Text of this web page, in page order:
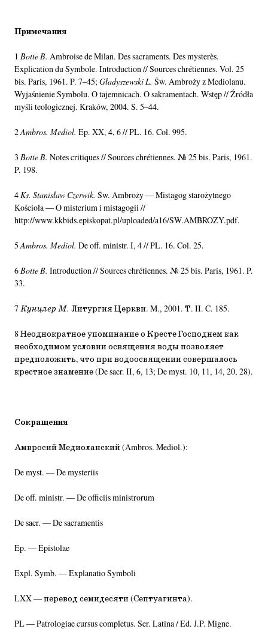
Примечания
1 Botte B. Ambroise de Milan. Des sacraments. Des mysterès.
Explication du Symbole. Introduction // Sources chrétiennes. Vol. 25
bis. Paris, 1961. P. 7–45; Gładyszewski L. Św. Ambroży z Mediolanu.
Wyjaśnienie Symbolu. O tajemnicach. O sakramentach. Wstęp // Źródła
myśli teologicznej. Kraków, 2004. S. 5–44.
2Ambros. Mediol. Ep. XX, 4, 6 // PL. 16. Col. 995.
3 Botte B. Notes critiques // Sources chrétiennes. № 25 bis. Paris, 1961.
P. 198.
4Ks. Stanisław Czerwik. Św. Ambroży — Mistagog starożytnego
Kościoła — O misterium i mistagogii //
http://www.kkbids.episkopat.pl/uploaded/a16/SW.AMBROZY.pdf.
5Ambros. Mediol. De off. ministr. I, 4 // PL. 16. Col. 25.
6Botte B. Introduction // Sources chrétiennes. № 25 bis. Paris, 1961. P.
33.
7Кунцлер М. Литургия Церкви. M., 2001. Т. II. C. 185.
8 Неоднократное упоминание о Кресте Господнем как
необходимом условии освящения воды позволяет
предположить, что при водоосвящении совершалось
крестное знамение (De sacr. II, 6, 13; De myst. 10, 11, 14, 20, 28).
Сокращения
Амвросий Медиоланский (Ambros. Mediol.):
De myst. — De mysteriis
De off. ministr. — De officiis ministrorum
De sacr. — De sacramentis
Ep. — Epistolae
Expl. Symb. — Explanatio Symboli
LXX — перевод семидесяти (Септуагинта).
PL — Patrologiae cursus completus. Ser. Latina / Ed. J.P. Migne.